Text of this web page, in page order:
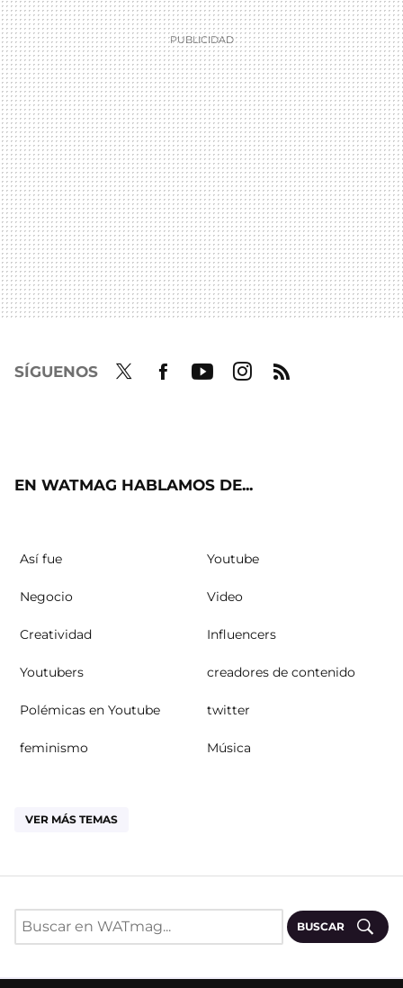
SÍGUENOS
EN WATMAG HABLAMOS DE...
Así fue Youtube
Negocio Video
Creatividad Influencers
Youtubers creadores de contenido
Polémicas en Youtube twitter
feminismo Música
VER MÁS TEMAS
BUSCAR